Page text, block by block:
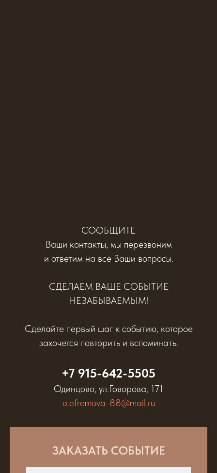
СООБЩИТЕ
Ваши контакты, мы перезвоним
и ответим на все Ваши вопросы.
СДЕЛАЕМ ВАШЕ СОБЫТИЕ
НЕЗАБЫВАЕМЫМ!
Сделайте первый шаг к событию, которое
захочется повторить и вспоминать.
+7 915-642-5505
Одинцово, ул.Говорова, 171
o.efremova-88@mail.ru
ЗАКАЗАТЬ СОБЫТИЕ